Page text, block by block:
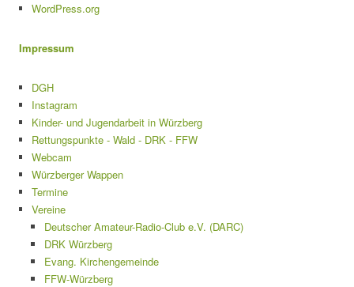
WordPress.org
Impressum
DGH
Instagram
Kinder- und Jugendarbeit in Würzberg
Rettungspunkte - Wald - DRK - FFW
Webcam
Würzberger Wappen
Termine
Vereine
Deutscher Amateur-Radio-Club e.V. (DARC)
DRK Würzberg
Evang. Kirchengemeinde
FFW-Würzberg